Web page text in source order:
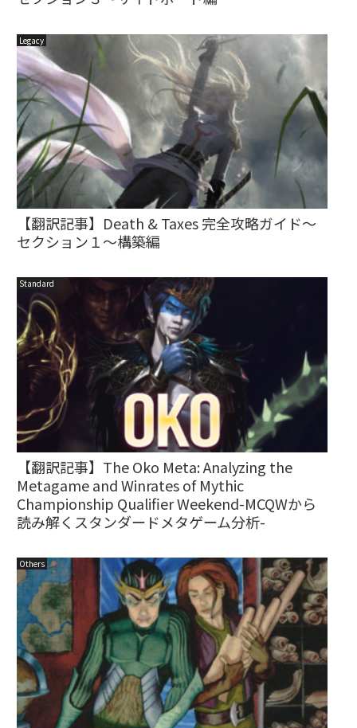
Legacy
【翻訳記事】Death & Taxes 完全攻略ガイド～
セクション１～構築編
Standard
【翻訳記事】The Oko Meta: Analyzing the
Metagame and Winrates of Mythic
Championship Qualifier Weekend-MCQWから
読み解くスタンダードメタゲーム分析-
Others